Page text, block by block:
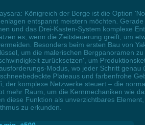
Königreich der Berge ist die Option
entspannt meistern möchten.
und das Drei-Kasten-System komplexe
es, wenn die Zeitsteuerung greift, um
Besonders beim ersten Bau von
um die malerischen Bergpanoramen
zurücksetzen', um
Modus, wo jeder Schritt
Plateaus und farbenfrohe
der komplexe Netzwerke steuert – die
mehr Raum, um die Kernmechaniken wie
diese Funktion als unverzichtbares
zu erkunden.